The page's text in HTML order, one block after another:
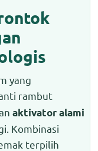
yang
anti rambut
aktivator alami
Kombinasi
terpilih